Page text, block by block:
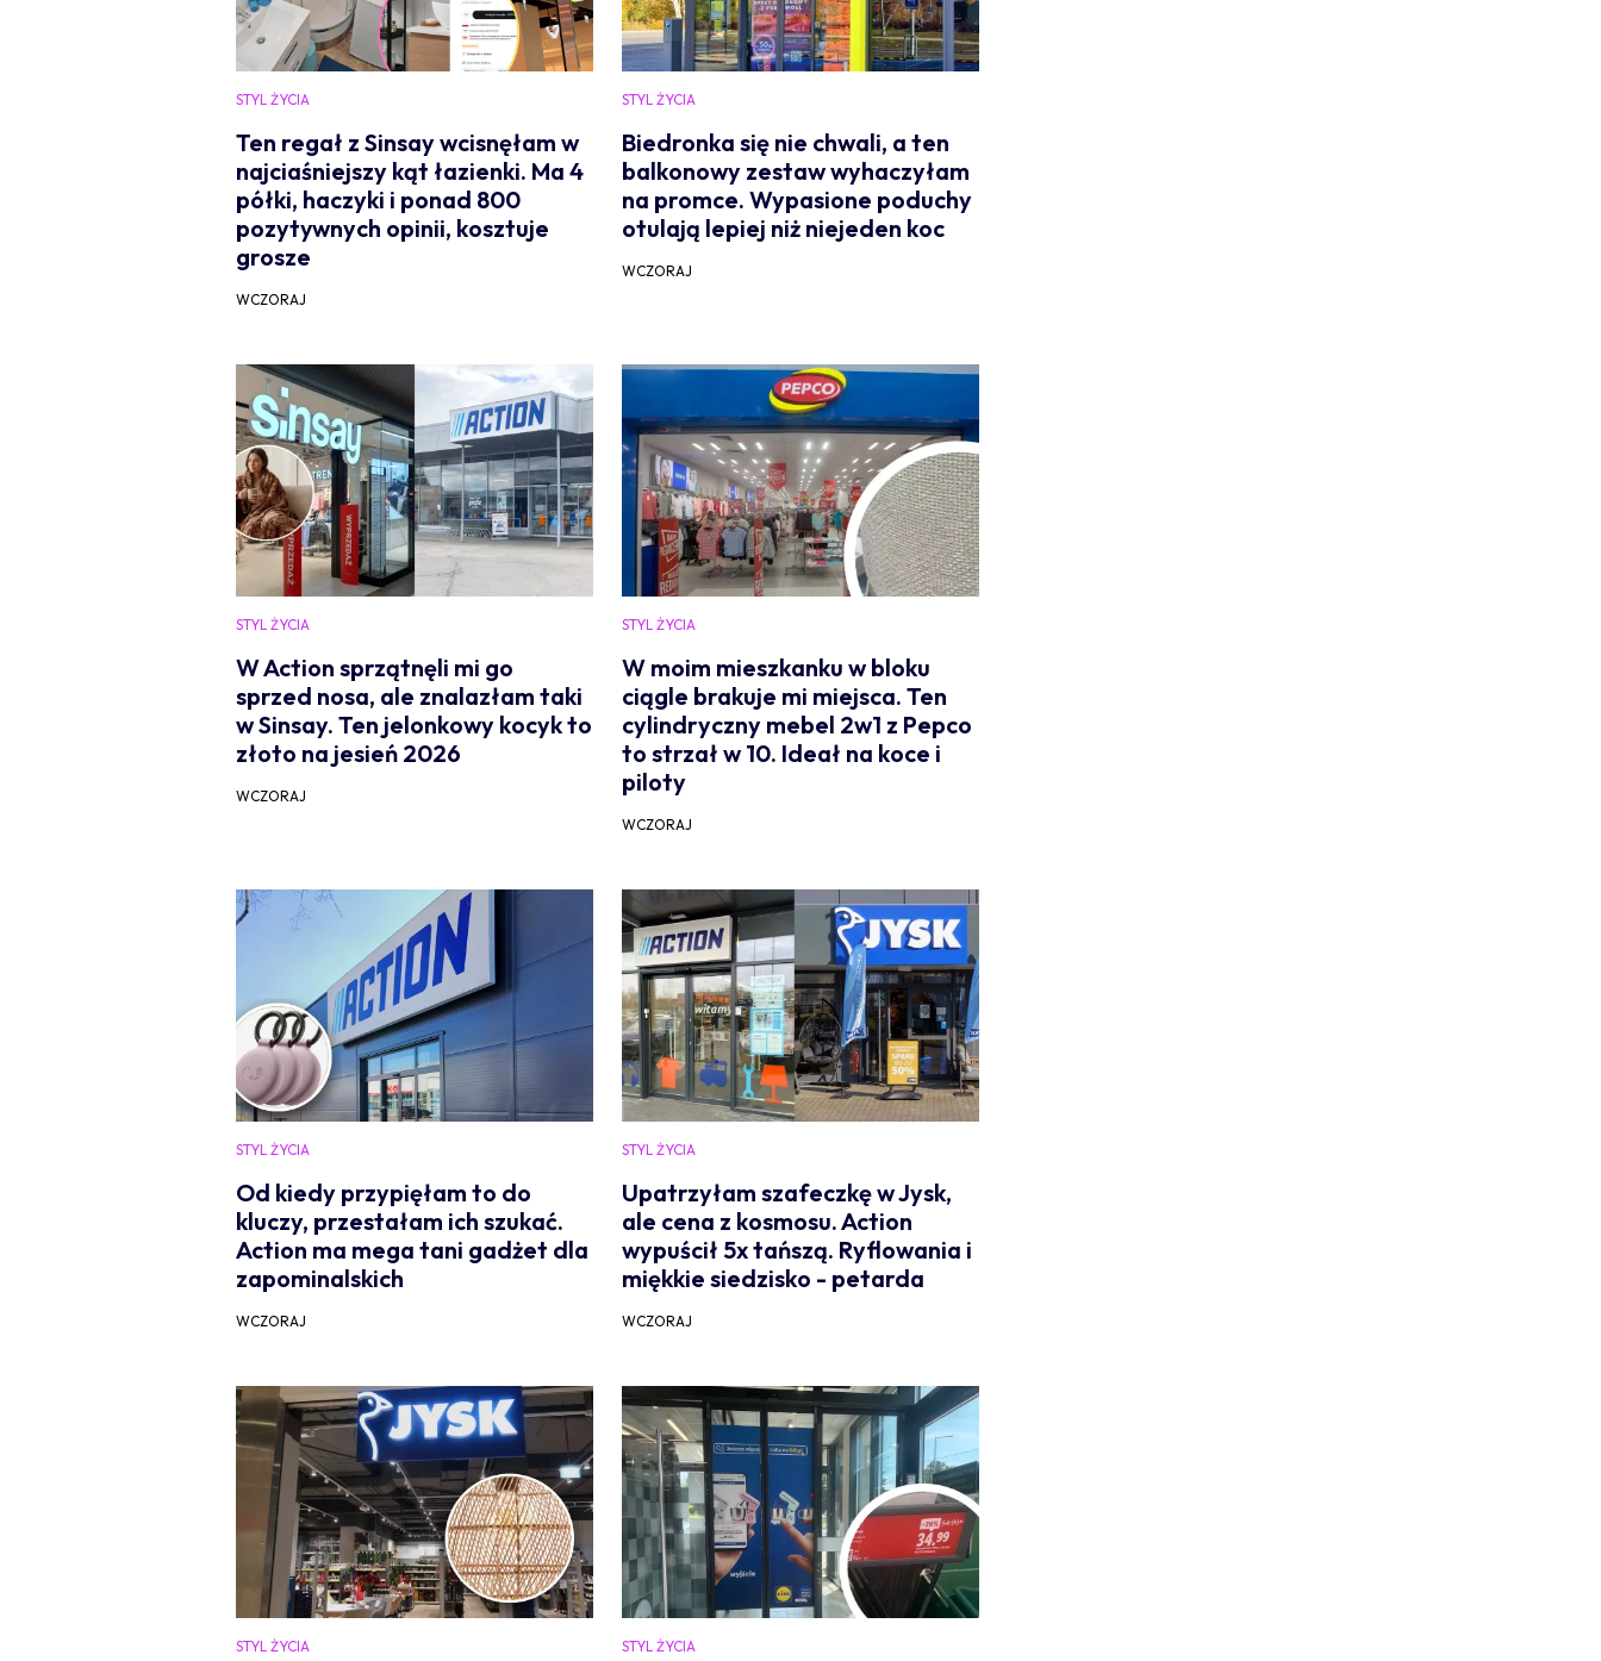
STYL ŻYCIA
Ten regał z Sinsay wcisnęłam w
najciaśniejszy kąt łazienki. Ma 4
półki, haczyki i ponad 800
pozytywnych opinii, kosztuje
grosze
WCZORAJ
STYL ŻYCIA
Biedronka się nie chwali, a ten
balkonowy zestaw wyhaczyłam
na promce. Wypasione poduchy
otulają lepiej niż niejeden koc
WCZORAJ
STYL ŻYCIA
W Action sprzątnęli mi go
sprzed nosa, ale znalazłam taki
w Sinsay. Ten jelonkowy kocyk to
złoto na jesień 2026
WCZORAJ
STYL ŻYCIA
W moim mieszkanku w bloku
ciągle brakuje mi miejsca. Ten
cylindryczny mebel 2w1 z Pepco
to strzał w 10. Ideał na koce i
piloty
WCZORAJ
STYL ŻYCIA
Od kiedy przypięłam to do
kluczy, przestałam ich szukać.
Action ma mega tani gadżet dla
zapominalskich
WCZORAJ
STYL ŻYCIA
Upatrzyłam szafeczkę w Jysk,
ale cena z kosmosu. Action
wypuścił 5x tańszą. Ryflowania i
miękkie siedzisko - petarda
WCZORAJ
STYL ŻYCIA STYL ŻYCIA